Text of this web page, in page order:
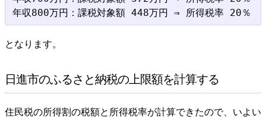
となります。
日進市のふるさと納税の上限額を計算する
住民税の所得割の税額と所得税率が計算できたので、いよい